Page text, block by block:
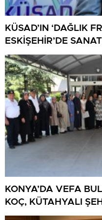
KÜSAD’IN ‘DAĞLIK
ESKİŞEHİR’DE
BULUŞUYOR
KONYA’DA VEFA
KOÇ, KÜTAHYALI
GAZİLERİ AĞIRLADI